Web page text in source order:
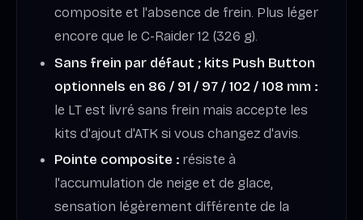
composite et l'absence de frein. Plus léger
encore que le C-Raider 12 (326 g).
Sans frein par défaut ; kits Push Button
optionnels en 86 / 91 / 97 / 102 / 108 mm :
le LT est livré sans frein mais accepte les
kits d'ajout d'ATK si vous changez d'avis.
Pointe composite : résiste à
l'accumulation de neige et de glace,
sensation légèrement différente de la